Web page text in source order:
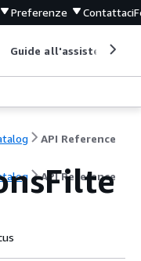
Preferenze Contattaci
Guide all'assistenza
API Reference
API Reference